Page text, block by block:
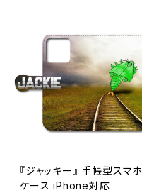
『ジャッキー』 手帳型スマホ
ケース iPhone対応